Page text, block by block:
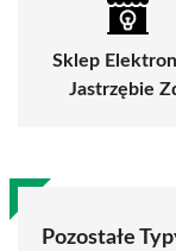
Sklep
Jastrzębie
Pozostałe